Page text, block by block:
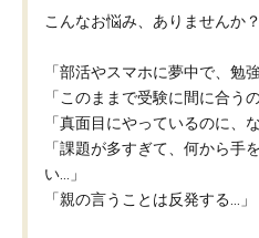
こんなお悩み、ありませんか？
「部活やスマホに夢中で、勉
「このままで受験に間に合う
「真面目にやっているのに、
「課題が多すぎて、何から手
い…」
「親の言うことは反発する…」